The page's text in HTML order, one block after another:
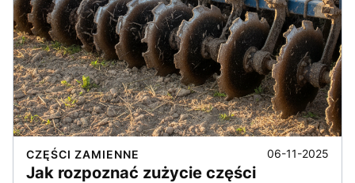
CZĘŚCI ZAMIENNE 06-11-2025
Jak rozpoznać zużycie części